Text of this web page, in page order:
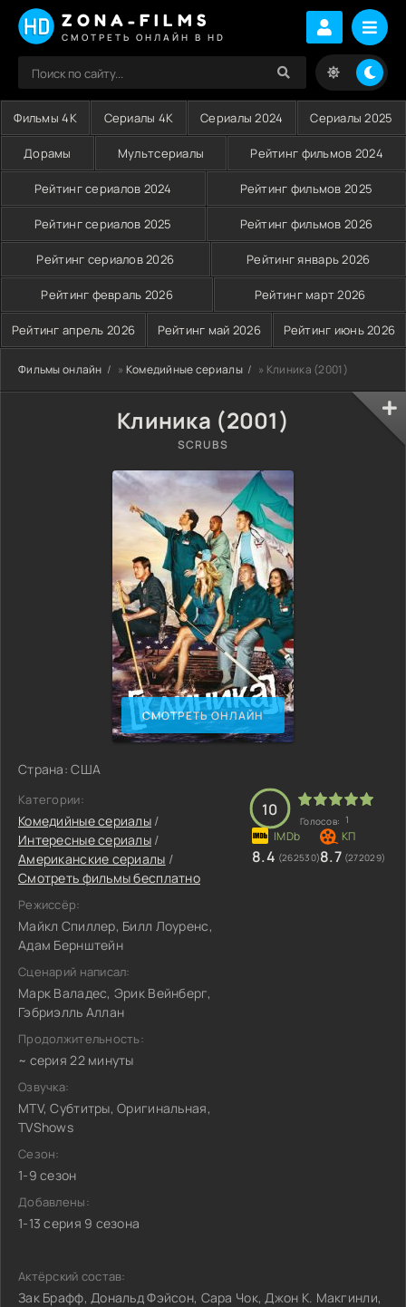
ZONA-FILMS
СМОТРЕТЬ ОНЛАЙН В HD
Фильмы 4K Сериалы 4K Сериалы 2024 Сериалы 2025
Дорамы Мультсериалы Рейтинг фильмов 2024
Рейтинг сериалов 2024 Рейтинг фильмов 2025
Рейтинг сериалов 2025 Рейтинг фильмов 2026
Рейтинг сериалов 2026 Рейтинг январь 2026
Рейтинг февраль 2026 Рейтинг март 2026
Рейтинг апрель 2026 Рейтинг май 2026 Рейтинг июнь 2026
Фильмы онлайн » Комедийные сериалы » Клиника (2001)
Клиника (2001)
SCRUBS
СМОТРЕТЬ ОНЛАЙН
Страна: США
Категории:
Комедийные сериалы /
Интересные сериалы /
Американские сериалы /
Смотреть фильмы бесплатно
Режиссёр:
Майкл Спиллер, Билл Лоуренс,
Адам Бернштейн
Сценарий написал:
Марк Валадес, Эрик Вейнберг,
Гэбриэлль Аллан
Продолжительность:
~ серия 22 минуты
Озвучка:
MTV, Субтитры, Оригинальная,
TVShows
Сезон:
1-9 сезон
Добавлены:
1-13 серия 9 сезона
10
Голосов: 1
8.4 (262530)8.7 (272029)
Актёрский состав:
Зак Брафф, Дональд Фэйсон, Сара Чок, Джон К. Макгинли,